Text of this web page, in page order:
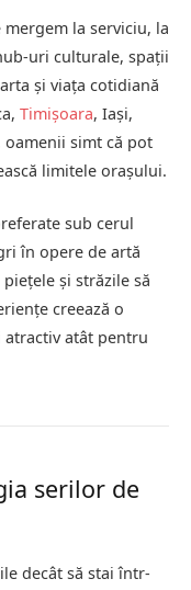
la serviciu, la
uri culturale, spații
și viața cotidiană
Timișoara, Iași,
simt că pot
limitele orașului.
sub cerul
în opere de artă
și străzile să
creează o
atractiv atât pentru
serilor de
decât să stai într-